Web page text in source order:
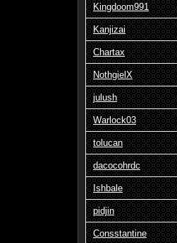
Kingdoom991
Kanjizai
Chartax
NothgielX
julush
Warlock03
tolucan
dacocohrdc
Ishbale
pidjin
Consstantine